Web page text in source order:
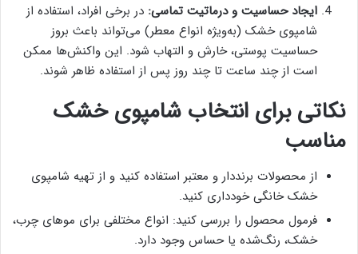
ایجاد حساسیت و درماتیت تماسی: در برخی افراد، استفاده از
شامپوی خشک (به‌ویژه انواع معطر) می‌تواند باعث بروز
حساسیت پوستی، خارش و التهاب شود. این واکنش‌ها ممکن
است از چند ساعت تا چند روز پس از استفاده ظاهر شوند.
نکاتی برای انتخاب شامپوی خشک
مناسب
از محصولات برنددار و معتبر استفاده کنید و از تهیه شامپوی
خشک خانگی خودداری کنید.
فرمول محصول را بررسی کنید: انواع مختلفی برای موهای چرب،
خشک، رنگ‌شده یا حساس وجود دارد.